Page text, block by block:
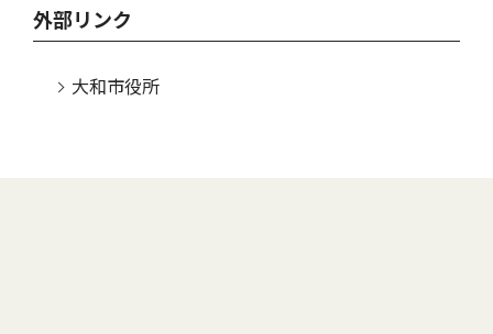
外部リンク
大和市役所